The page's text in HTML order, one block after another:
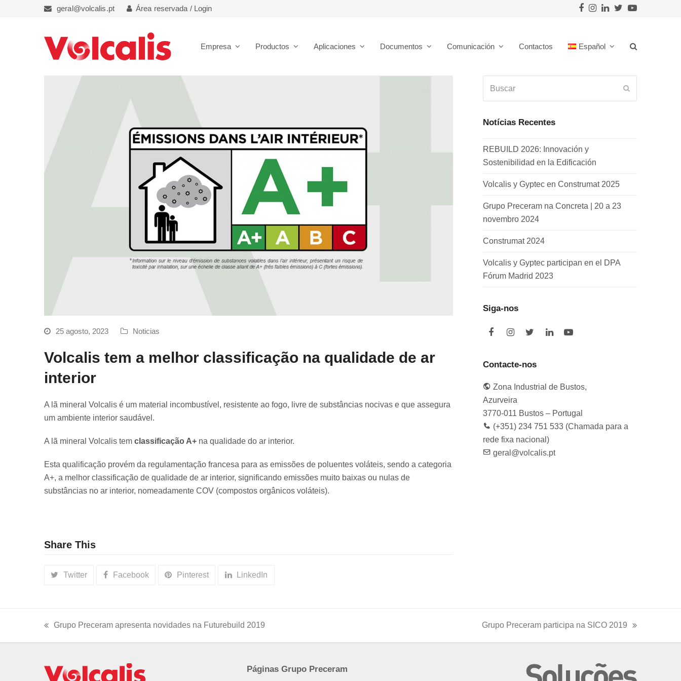
geral@volcalis.pt Área reservada / Login Facebook
Instagram
LinkedIn
Twitter
Empresa Productos Aplicaciones Documentos Comunicación Contactos Español
25 agosto, 2023 Noticias
Volcalis tem a melhor classificação na qualidade de ar
interior
A lã mineral Volcalis é um material incombustível, resistente ao fogo, livre de substâncias nocivas e que assegura
um ambiente interior saudável.
A lã mineral Volcalis tem classificação A+ na qualidade do ar interior.
Esta qualificação provém da regulamentação francesa para as emissões de poluentes voláteis, sendo a categoria
A+, a melhor classificação de qualidade de ar interior, significando emissões muito baixas ou nulas de
substâncias no ar interior, nomeadamente COV (compostos orgânicos voláteis).
Share This
Twitter Facebook Pinterest LinkedIn
Notícias Recentes
REBUILD 2026: Innovación y
Sostenibilidad en la Edificación
Volcalis y Gyptec en Construmat 2025
Grupo Preceram na Concreta | 20 a 23
novembro 2024
Construmat 2024
Volcalis y Gyptec participan en el DPA
Fórum Madrid 2023
Siga-nos
F
e
o
o
k
I
t
g
r
a
m
T
t
e
r
L
d
I
Y
e
Contacte-nos
Zona Industrial de Bustos,
Azurveira
3770-011 Bustos – Portugal
(+351) 234 751 533 (Chamada para a
rede fixa nacional)
geral@volcalis.pt
previous
post:
Grupo Preceram apresenta novidades na Futurebuild 2019
next
post:
Grupo Preceram participa na SICO 2019
Páginas Grupo Preceram